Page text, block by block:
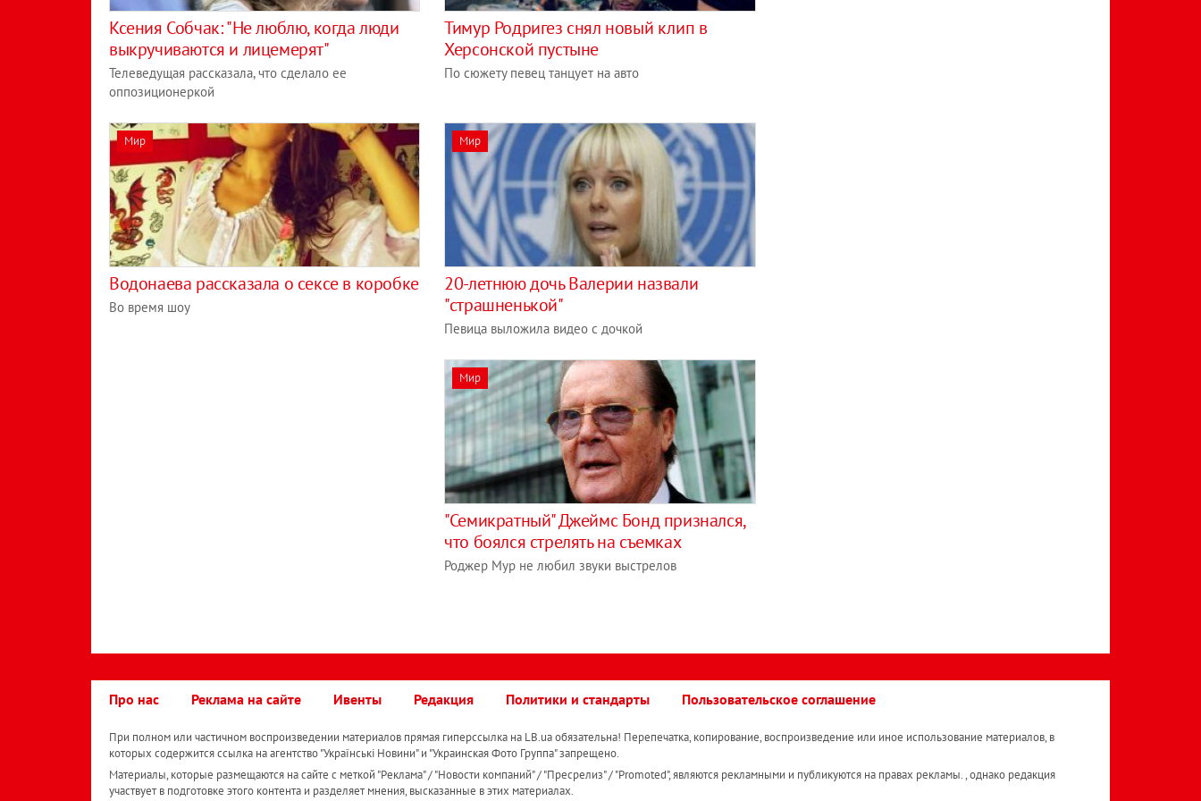
Ксения Собчак: "Не люблю, когда люди
выкручиваются и лицемерят"
Телеведущая рассказала, что сделало ее
оппозиционеркой
Тимур Родригез снял новый клип в
Херсонской пустыне
По сюжету певец танцует на авто
Мир
Водонаева рассказала о сексе в коробке
Во время шоу
Мир
20-летнюю дочь Валерии назвали
"страшненькой"
Певица выложила видео с дочкой
Мир
"Семикратный" Джеймс Бонд признался,
что боялся стрелять на съемках
Роджер Мур не любил звуки выстрелов
Про нас Реклама на сайте Ивенты Редакция Политики и стандарты Пользовательское соглашение
При полном или частичном воспроизведении материалов прямая гиперссылка на LB.ua обязательна! Перепечатка, копирование, воспроизведение или иное использование материалов, в
которых содержится ссылка на агентство "Українськi Новини" и "Украинская Фото Группа" запрещено.
Материалы, которые размещаются на сайте с меткой "Реклама" / "Новости компаний" / "Пресрелиз" / "Promoted", являются рекламными и публикуются на правах рекламы. , однако редакция
участвует в подготовке этого контента и разделяет мнения, высказанные в этих материалах.